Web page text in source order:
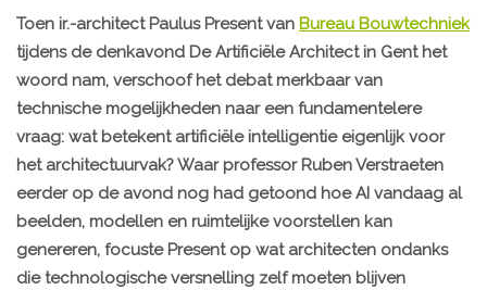
Toen ir.-architect Paulus Present van Bureau Bouwtechniek
tijdens de denkavond De Artificiële Architect in Gent het
woord nam, verschoof het debat merkbaar van
technische mogelijkheden naar een fundamentelere
vraag: wat betekent artificiële intelligentie eigenlijk voor
het architectuurvak? Waar professor Ruben Verstraeten
eerder op de avond nog had getoond hoe AI vandaag al
beelden, modellen en ruimtelijke voorstellen kan
genereren, focuste Present op wat architecten ondanks
die technologische versnelling zelf moeten blijven